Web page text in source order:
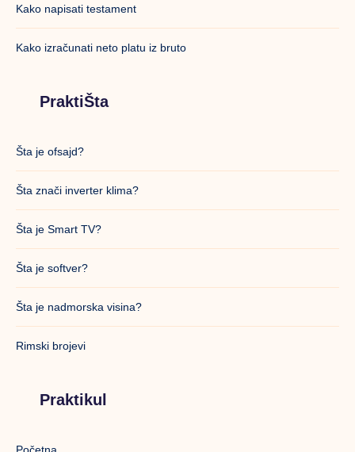
Kako napisati testament
Kako izračunati neto platu iz bruto
PraktiŠta
Šta je ofsajd?
Šta znači inverter klima?
Šta je Smart TV?
Šta je softver?
Šta je nadmorska visina?
Rimski brojevi
Praktikul